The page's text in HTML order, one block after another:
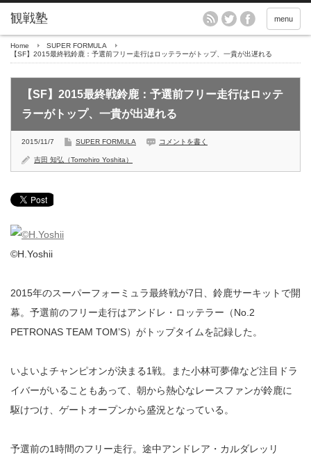
menu
Home
SUPER FORMULA
【SF】2015最終戦鈴鹿：予選前フリー走行はロッテラーがトップ、一貴が出遅れる
【SF】2015最終戦鈴鹿：予選前フリー走行はロッテ
ラーがトップ、一貴が出遅れる
2015/11/7 SUPER FORMULA コメントを書く
吉田 知弘（Tomohiro Yoshita）
©H.Yoshii
2015年のスーパーフォーミュラ最終戦が7日、鈴鹿サーキットで開
幕。予選前のフリー走行はアンドレ・ロッテラー（No.2
PETRONAS TEAM TOM’S）がトップタイムを記録した。
いよいよチャンピオンが決まる1戦。また小林可夢偉など注目ドラ
イバーがいることもあって、朝から熱心なレースファンが鈴鹿に
駆けつけ、ゲートオープンから盛況となっている。
予選前の1時間のフリー走行。途中アンドレア・カルダレッリ